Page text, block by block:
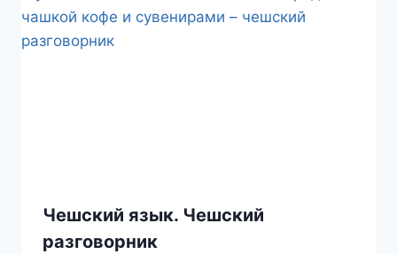
i
Чешский язык. Чешский
разговорник